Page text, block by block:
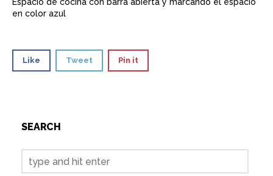
Espacio de cocina con barra abierta y marcando el espacio
en color azul
Like Tweet Pin it
SEARCH